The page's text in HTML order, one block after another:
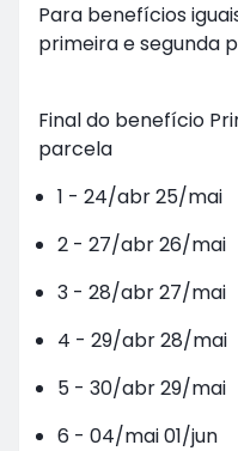
Para benefícios
primeira e segunda
Final do benefício
parcela
1 - 24/abr 25/mai
2 - 27/abr 26/mai
3 - 28/abr 27/mai
4 - 29/abr 28/mai
5 - 30/abr 29/mai
6 - 04/mai 01/jun